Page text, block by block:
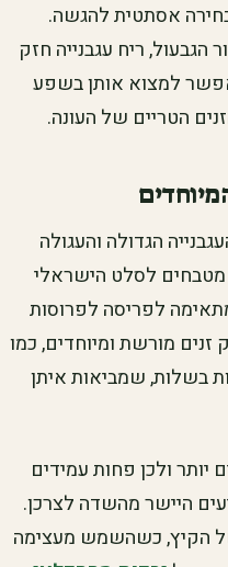
אסתטית להגשה.
הגבעול, ריח עגבנייה חזק
אפשר למצוא אותן בשפע
הטריים של העונה.
הגדולה והעגולה
לסלט הישראלי
לפריסה לפרוסות
זנים מורשת ומיוחדים, כמו
בשלות, שמביאות איתן
יותר ולכן פחות עמידים
היישר מהשדה לצרכן.
הקיץ, כשהשמש מעצימה